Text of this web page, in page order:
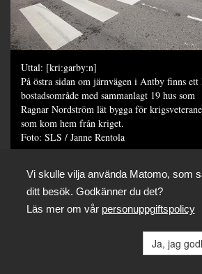
Uttal: [kri:garby:n]
På östra sidan om järnvägen i Antby finns
bostadsområde med sammanlagt 19 hus som
Ragnar Nordström lät bygga för
som kom hem från kriget.
Foto: SLS / Janne Rentola
Vi skulle vilja använda Matomo, som
ditt besök. Godkänner du det?
Läs mer om vår personuppgiftspolicy
Ja, jag